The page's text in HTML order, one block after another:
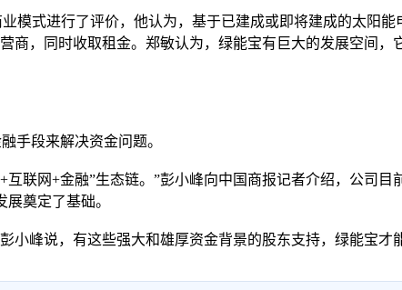
式进行了评价，他认为，基于已建成或即将建成的太阳能
商，同时收取租金。郑敏认为，绿能宝有巨大的发展空间
段来解决资金问题。
网+金融”生态链。”彭小峰向中国商报记者介绍，公司目
奠定了基础。
峰说，有这些强大和雄厚资金背景的股东支持，绿能宝才